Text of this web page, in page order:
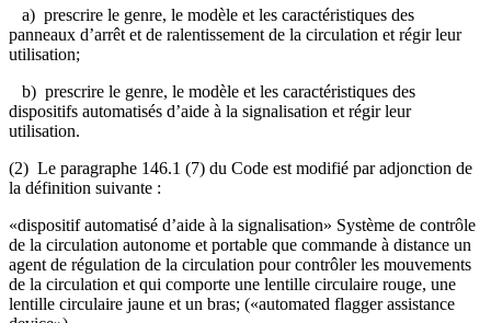
a) prescrire le genre, le modèle et les caractéristiques des
panneaux d’arrêt et de ralentissement de la circulation et régir leur
utilisation;
b) prescrire le genre, le modèle et les caractéristiques des
dispositifs automatisés d’aide à la signalisation et régir leur
utilisation.
(2) Le paragraphe 146.1 (7) du Code est modifié par adjonction de
la définition suivante :
«dispositif automatisé d’aide à la signalisation» Système de contrôle
de la circulation autonome et portable que commande à distance un
agent de régulation de la circulation pour contrôler les mouvements
de la circulation et qui comporte une lentille circulaire rouge, une
lentille circulaire jaune et un bras; («automated flagger assistance